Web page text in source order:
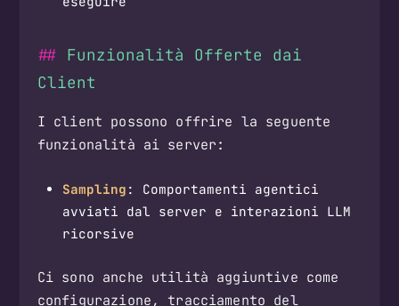
Funzionalità Offerte dai
Client
I client possono offrire la seguente
funzionalità ai server:
Sampling : Comportamenti agentici
avviati dal server e interazioni LLM
ricorsive
Ci sono anche utilità aggiuntive come
configurazione, tracciamento del